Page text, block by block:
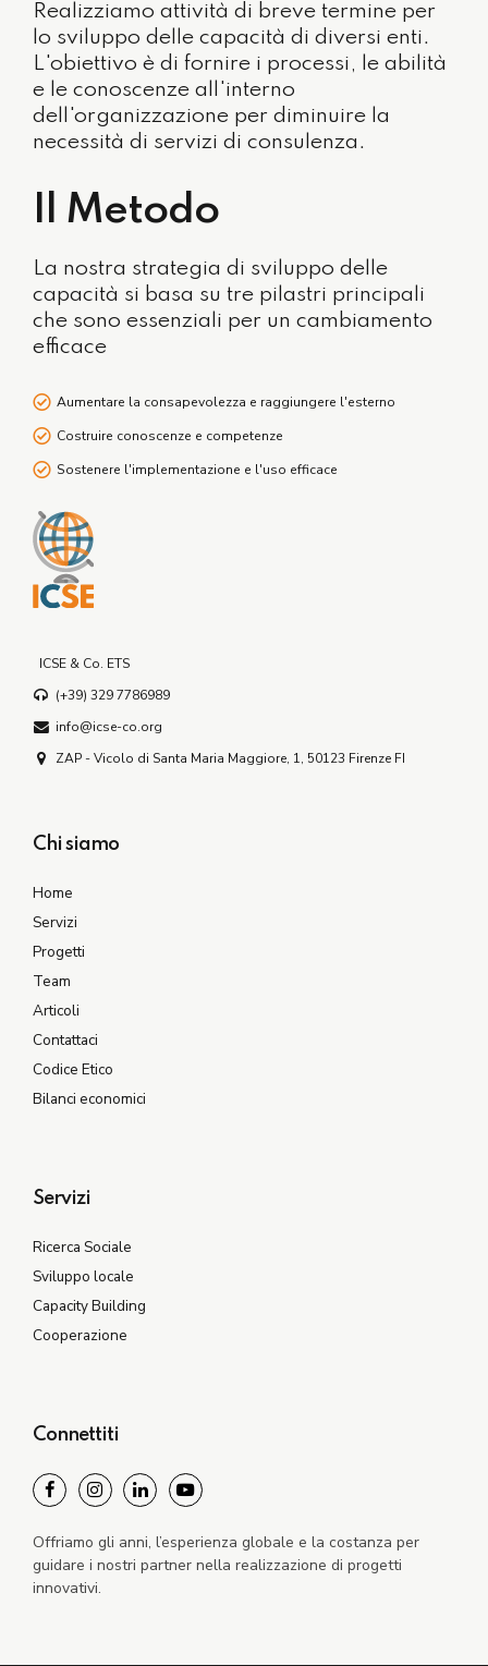
Realizziamo attività di breve termine per
lo sviluppo delle capacità di diversi enti.
L'obiettivo è di fornire i processi, le abilità
e le conoscenze all'interno
dell'organizzazione per diminuire la
necessità di servizi di consulenza.
Il Metodo
La nostra strategia di sviluppo delle
capacità si basa su tre pilastri principali
che sono essenziali per un cambiamento
efficace
Aumentare la consapevolezza e raggiungere l'esterno
Costruire conoscenze e competenze
Sostenere l'implementazione e l'uso efficace
ICSE & Co. ETS
(+39) 329 7786989
info@icse-co.org
ZAP - Vicolo di Santa Maria Maggiore, 1, 50123 Firenze FI
Chi siamo
Home
Servizi
Progetti
Team
Articoli
Contattaci
Codice Etico
Bilanci economici
Servizi
Ricerca Sociale
Sviluppo locale
Capacity Building
Cooperazione
Connettiti
Offriamo gli anni, l’esperienza globale e la costanza per
guidare i nostri partner nella realizzazione di progetti
innovativi.